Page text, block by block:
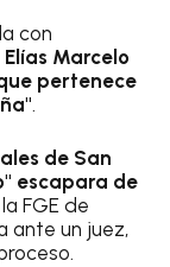
con
Elías Marcelo
pertenece
.
de San
escapara de
FGE de
ante un juez,